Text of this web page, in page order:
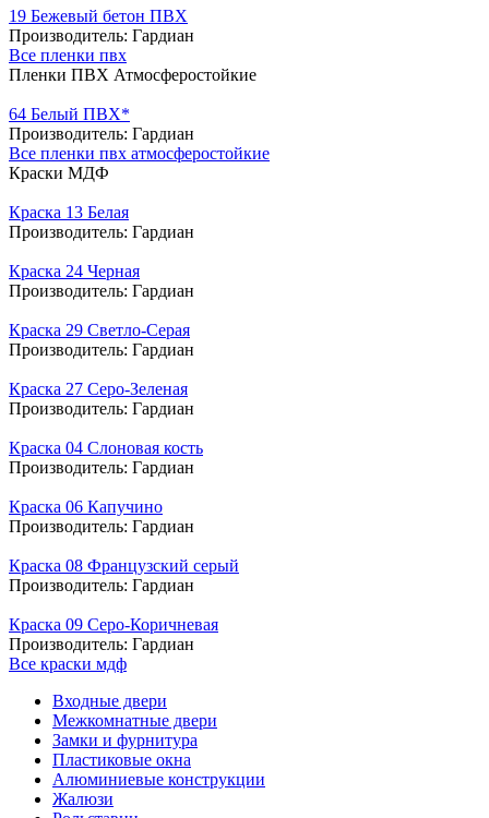
19 Бежевый бетон ПВХ
Производитель: Гардиан
Все пленки пвх
Пленки ПВХ Атмосферостойкие
64 Белый ПВХ*
Производитель: Гардиан
Все пленки пвх атмосферостойкие
Краски МДФ
Краска 13 Белая
Производитель: Гардиан
Краска 24 Черная
Производитель: Гардиан
Краска 29 Светло-Серая
Производитель: Гардиан
Краска 27 Серо-Зеленая
Производитель: Гардиан
Краска 04 Слоновая кость
Производитель: Гардиан
Краска 06 Капучино
Производитель: Гардиан
Краска 08 Французский серый
Производитель: Гардиан
Краска 09 Серо-Коричневая
Производитель: Гардиан
Все краски мдф
Входные двери
Межкомнатные двери
Замки и фурнитура
Пластиковые окна
Алюминиевые конструкции
Жалюзи